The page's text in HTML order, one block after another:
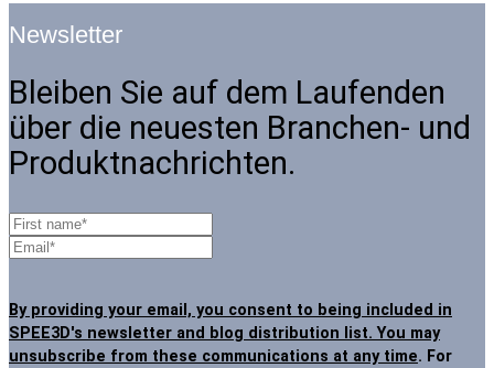
Newsletter
Bleiben Sie auf dem Laufenden
über die neuesten Branchen- und
Produktnachrichten.
By providing your email, you consent to being included in
SPEE3D's newsletter and blog distribution list. You may
unsubscribe from these communications at any time. For